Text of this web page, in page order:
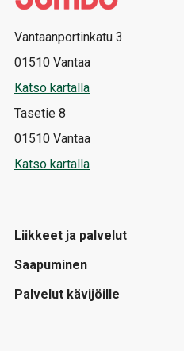
Vantaanportinkatu 3
01510 Vantaa
Katso kartalla
Tasetie 8
01510 Vantaa
Katso kartalla
Liikkeet ja palvelut
Saapuminen
Palvelut kävijöille